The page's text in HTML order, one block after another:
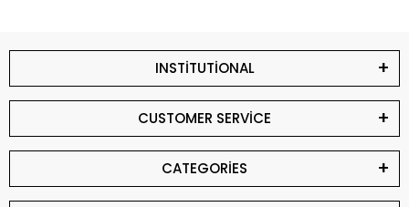
INSTİTUTİONAL
CUSTOMER SERVİCE
CATEGORİES